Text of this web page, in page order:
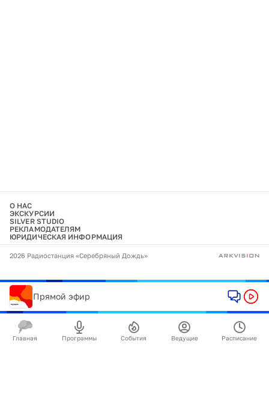
О НАС
ЭКСКУРСИИ
SILVER STUDIO
РЕКЛАМОДАТЕЛЯМ
ЮРИДИЧЕСКАЯ ИНФОРМАЦИЯ
2026 Радиостанция «Серебряный Дождь»
Прямой эфир
Главная Программы События Ведущие Расписание